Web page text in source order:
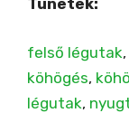
Tünetek:
felső légutak,
köhögés,
légutak,